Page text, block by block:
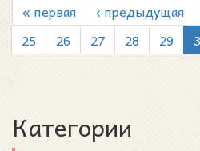
« первая ‹ предыдущая
25
26 27 28 29
Категории